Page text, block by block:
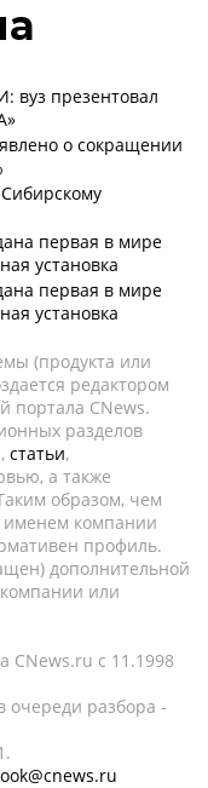
вуз презентовал
о сокращении
первая в мире
установка
первая в мире
установка
(продукта или
редактором
портала CNews.
разделов
статьи,
а также
образом, чем
именем компании
профиль.
дополнительной
или
CNews.ru c 11.1998
очереди разбора -